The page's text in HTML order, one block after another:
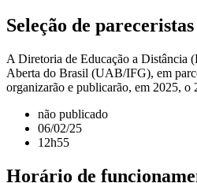
Seleção de
A Diretoria de Educação a Distância
Aberta do Brasil (UAB/IFG), em
organizarão e publicarão, em 2025, o
não publicado
06/02/25
12h55
Horário de